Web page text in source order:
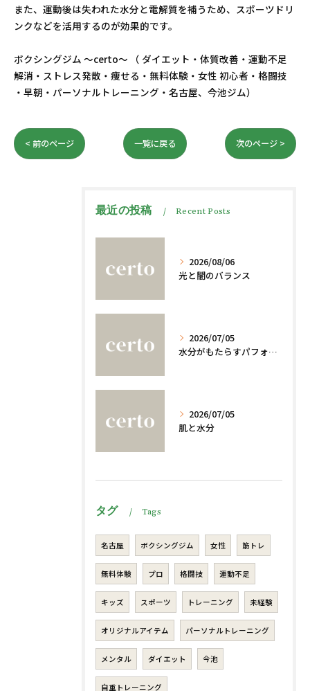
また、運動後は失われた水分と電解質を補うため、スポーツドリ
ンクなどを活用するのが効果的です。
ボクシングジム ～certo～ （ ダイエット・体質改善・運動不足
解消・ストレス発散・痩せる・無料体験・女性 初心者・格闘技
・早朝・パーソナルトレーニング・名古屋、今池ジム）
< 前のページ 一覧に戻る 次のページ >
最近の投稿 Recent Posts
2026/08/06
光と闇のバランス
2026/07/05
水分がもたらすパフォーマンスへの影響
2026/07/05
肌と水分
タグ Tags
名古屋 ボクシングジム 女性 筋トレ
無料体験 プロ 格闘技 運動不足
キッズ スポーツ トレーニング 未経験
オリジナルアイテム パーソナルトレーニング
メンタル ダイエット 今池
自重トレーニング